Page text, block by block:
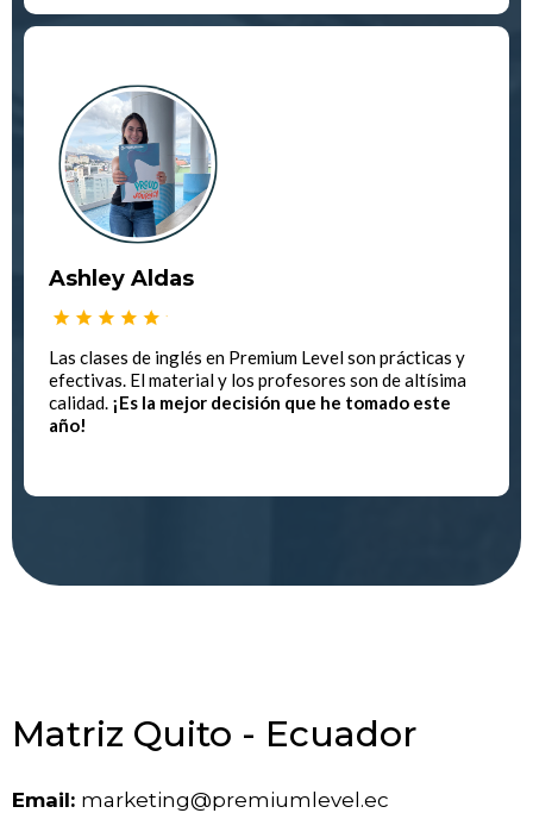
Ashley Aldas
Las clases de inglés en Premium Level son prácticas y
efectivas. El material y los profesores son de altísima
calidad. ¡Es la mejor decisión que he tomado este
año!
Matriz Quito - Ecuador
Email: marketing@premiumlevel.ec